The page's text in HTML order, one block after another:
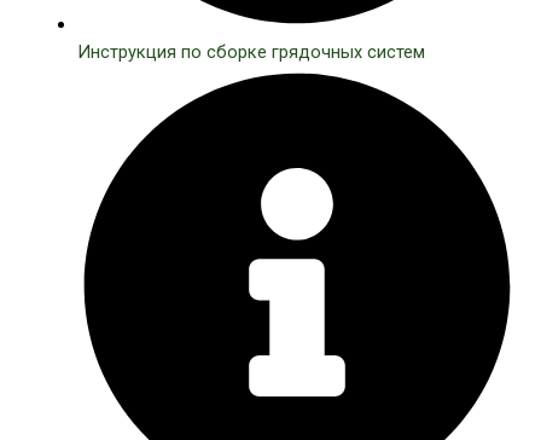
Инструкция по сборке грядочных систем